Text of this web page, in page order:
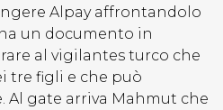
Alpay affrontandolo
un documento in
al vigilantes turco che
tre figli e che può
Al gate arriva Mahmut che